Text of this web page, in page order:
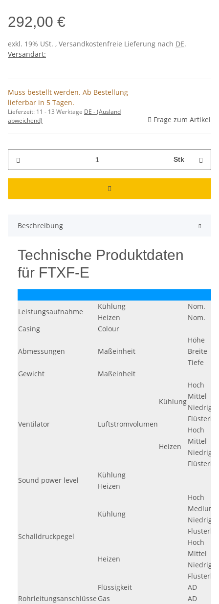
292,00 €
exkl. 19% USt. , Versandkostenfreie Lieferung nach DE.
Versandart:
Muss bestellt werden. Ab Bestellung
lieferbar in 5 Tagen.
Lieferzeit: 11 - 13 Werktage DE - (Ausland
abweichend)
Frage zum Artikel
Stk
Beschreibung
Technische Produktdaten
für FTXF-E
Leistungsaufnahme
Kühlung
Nom.
Heizen
Nom.
Casing
Colour
Abmessungen Maßeinheit
Höhe
Breite
Tiefe
Gewicht
Maßeinheit
Ventilator Luftstromvolumen
Kühlung
Hoch
Mittel
Niedrig
Heizen
Hoch
Mittel
Niedrig
Sound power level
Kühlung
Heizen
Schalldruckpegel
Kühlung
Hoch
Medium
Niedrig
Heizen
Hoch
Mittel
Niedrig
Rohrleitungsanschlüsse
Flüssigkeit
AD
Gas
AD